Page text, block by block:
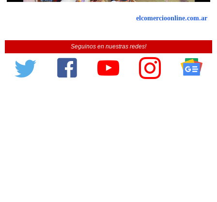
elcomercioonline.com.ar
Seguinos en nuestras redes!